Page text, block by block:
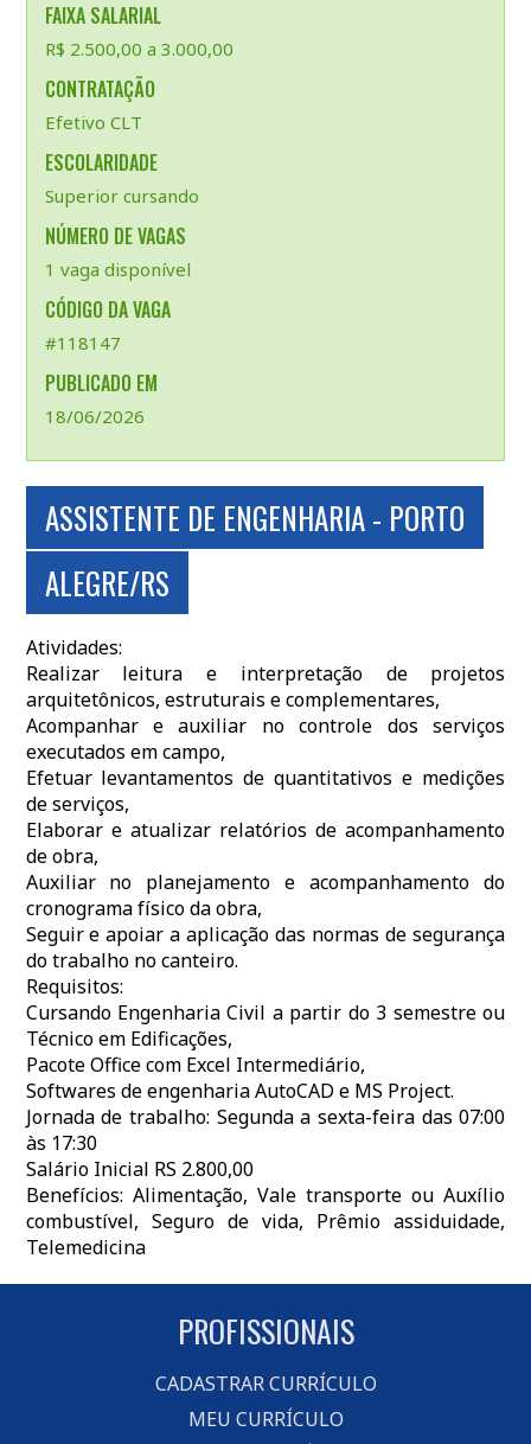
FAIXA SALARIAL
R$ 2.500,00 a 3.000,00
CONTRATAÇÃO
Efetivo CLT
ESCOLARIDADE
Superior cursando
NÚMERO DE VAGAS
1 vaga disponível
CÓDIGO DA VAGA
#118147
PUBLICADO EM
18/06/2026
ASSISTENTE DE ENGENHARIA - PORTO
ALEGRE/RS
Atividades:
Realizar leitura e interpretação de projetos
arquitetônicos, estruturais e complementares,
Acompanhar e auxiliar no controle dos serviços
executados em campo,
Efetuar levantamentos de quantitativos e medições
de serviços,
Elaborar e atualizar relatórios de acompanhamento
de obra,
Auxiliar no planejamento e acompanhamento do
cronograma físico da obra,
Seguir e apoiar a aplicação das normas de segurança
do trabalho no canteiro.
Requisitos:
Cursando Engenharia Civil a partir do 3 semestre ou
Técnico em Edificações,
Pacote Office com Excel Intermediário,
Softwares de engenharia AutoCAD e MS Project.
Jornada de trabalho: Segunda a sexta-feira das 07:00
às 17:30
Salário Inicial RS 2.800,00
Benefícios: Alimentação, Vale transporte ou Auxílio
combustível, Seguro de vida, Prêmio assiduidade,
Telemedicina
PROFISSIONAIS
CADASTRAR CURRÍCULO
MEU CURRÍCULO